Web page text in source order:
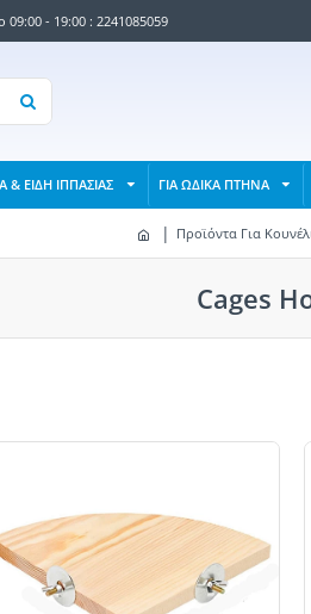
09:00 - 19:00 : 2241085059
& ΕΙΔΗ ΙΠΠΑΣΙΑΣ ΓΙΑ ΩΔΙΚΑ ΠΤΗΝΑ
Προϊόντα Για
Cages